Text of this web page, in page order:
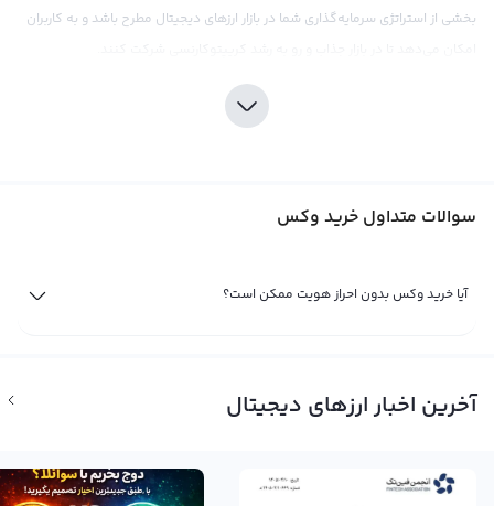
بخشی از استراتژی سرمایه‌گذاری شما در بازار ارزهای دیجیتال مطرح باشد و به کاربران
صرافی رابکس، به عنوان یکی از صرافی‌های برتر ارزهای دیجیتال، امکان خرید وکس را
برای کاربران خود فراهم می‌کند. با ارائه قیمت‌های رقابتی و کارمزد پایین، کاربران
تصمیم‌گیری‌های سرمایه‌گذاری خود کمک کند. اما، به خاطر وجود نوسانات قیمتی در
تا زمانی که شما مالک یک ارز دیجیتال مثل وکس باشید سود یا ضرر شما از آن تنها یک
شرایط را برای فروش وکس مناسب می‌دانید می‌توانید با مراجعه به پلتفرم صرافی ارز
سوالات متداول خرید وکس
آیا خرید وکس بدون احراز هویت ممکن است؟
آخرین اخبار ارزهای دیجیتال